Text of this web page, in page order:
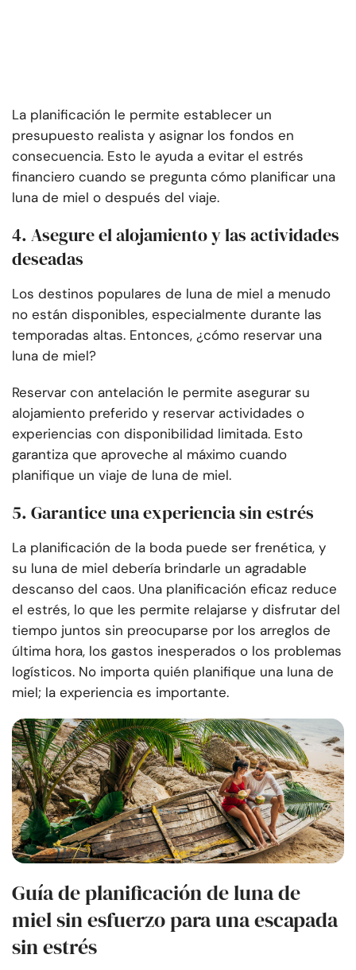
La planificación le permite establecer un
presupuesto realista y asignar los fondos en
consecuencia. Esto le ayuda a evitar el estrés
financiero cuando se pregunta cómo planificar una
luna de miel o después del viaje.
4. Asegure el alojamiento y las actividades
deseadas
Los destinos populares de luna de miel a menudo
no están disponibles, especialmente durante las
temporadas altas. Entonces, ¿cómo reservar una
luna de miel?
Reservar con antelación le permite asegurar su
alojamiento preferido y reservar actividades o
experiencias con disponibilidad limitada. Esto
garantiza que aproveche al máximo cuando
planifique un viaje de luna de miel.
5. Garantice una experiencia sin estrés
La planificación de la boda puede ser frenética, y
su luna de miel debería brindarle un agradable
descanso del caos. Una planificación eficaz reduce
el estrés, lo que les permite relajarse y disfrutar del
tiempo juntos sin preocuparse por los arreglos de
última hora, los gastos inesperados o los problemas
logísticos. No importa quién planifique una luna de
miel; la experiencia es importante.
Guía de planificación de luna de
miel sin esfuerzo para una escapada
sin estrés